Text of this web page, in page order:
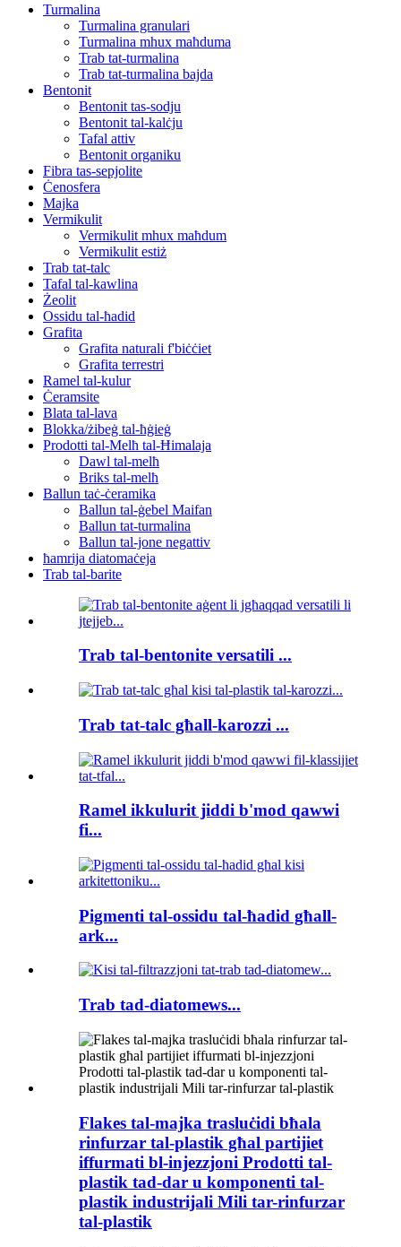
Turmalina
Turmalina granulari
Turmalina mhux maħduma
Trab tat-turmalina
Trab tat-turmalina bajda
Bentonit
Bentonit tas-sodju
Bentonit tal-kalċju
Tafal attiv
Bentonit organiku
Fibra tas-sepjolite
Ċenosfera
Majka
Vermikulit
Vermikulit mhux maħdum
Vermikulit estiż
Trab tat-talc
Tafal tal-kawlina
Żeolit
Ossidu tal-ħadid
Grafita
Grafita naturali f'biċċiet
Grafita terrestri
Ramel tal-kulur
Ċeramsite
Blata tal-lava
Blokka/żibeġ tal-ħġieġ
Prodotti tal-Melħ tal-Ħimalaja
Dawl tal-melħ
Briks tal-melħ
Ballun taċ-ċeramika
Ballun tal-ġebel Maifan
Ballun tat-turmalina
Ballun tal-jone negattiv
ħamrija diatomaċeja
Trab tal-barite
Trab tal-bentonite versatili ...
Trab tat-talc għall-karozzi ...
Ramel ikkulurit jiddi b'mod qawwi
fi...
Pigmenti tal-ossidu tal-ħadid għall-
ark...
Trab tad-diatomews...
Flakes tal-majka trasluċidi bħala
rinfurzar tal-plastik għal partijiet
iffurmati bl-injezzjoni Prodotti tal-
plastik tad-dar u komponenti tal-
plastik industrijali Mili tar-rinfurzar
tal-plastik